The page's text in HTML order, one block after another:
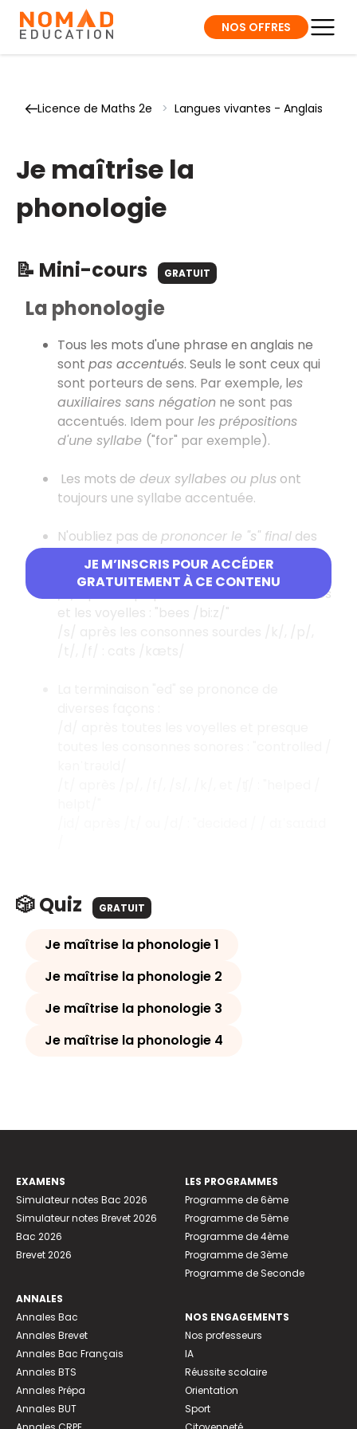
NOS OFFRES
Licence de Maths 2e > Langues vivantes - Anglais
Je maîtrise la
phonologie
📝 Mini-cours GRATUIT
JE M’INSCRIS POUR ACCÉDER
GRATUITEMENT À CE CONTENU
La phonologie
Tous les mots d'une phrase en anglais ne
sont pas accentués. Seuls le sont ceux qui
sont porteurs de sens. Par exemple, les
auxiliaires sans négation ne sont pas
accentués. Idem pour les prépositions
d'une syllabe ("for" par exemple).
Les mots de deux syllabes ou plus ont
toujours une syllabe accentuée.
N'oubliez pas de prononcer le "s" final des
pluriels ou des verbes à la 3e personne du
présent. Ce "s" se prononce :
/z/ après la plupart des consonnes sonores
et les voyelles : "bees /bi:z/"
🎲 Quiz GRATUIT
Je maîtrise la phonologie 1
Je maîtrise la phonologie 2
Je maîtrise la phonologie 3
Je maîtrise la phonologie 4
EXAMENS
Simulateur notes Bac 2026
Simulateur notes Brevet 2026
Bac 2026
Brevet 2026
ANNALES
Annales Bac
Annales Brevet
Annales Bac Français
Annales BTS
Annales Prépa
Annales BUT
LES PROGRAMMES
Programme de 6ème
Programme de 5ème
Programme de 4ème
Programme de 3ème
Programme de Seconde
NOS ENGAGEMENTS
Nos professeurs
IA
Réussite scolaire
Orientation
Sport